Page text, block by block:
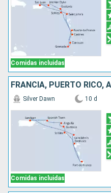
Comidas incluidas
Comidas incluidas
Silver Dawn 10 d